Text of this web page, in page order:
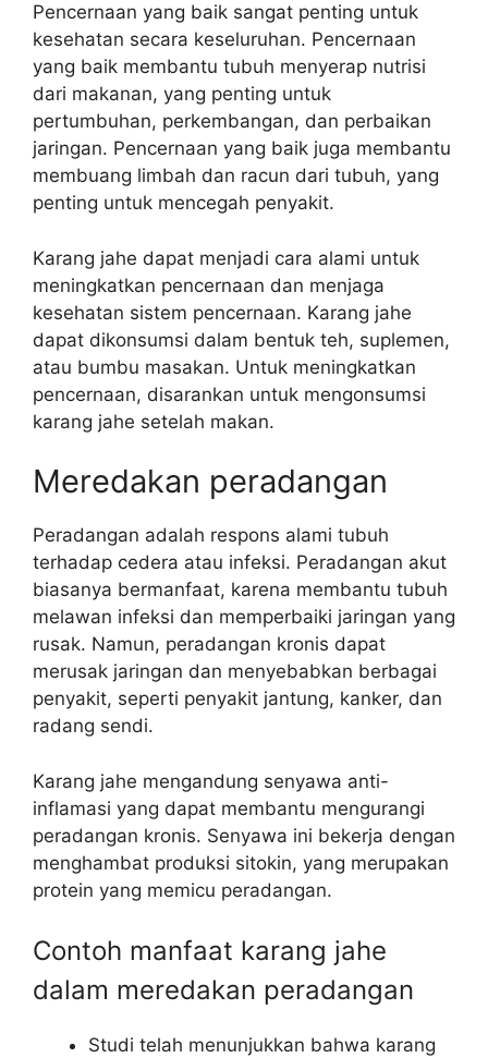
Pencernaan yang baik sangat penting untuk
kesehatan secara keseluruhan. Pencernaan
yang baik membantu tubuh menyerap nutrisi
dari makanan, yang penting untuk
pertumbuhan, perkembangan, dan perbaikan
jaringan. Pencernaan yang baik juga membantu
membuang limbah dan racun dari tubuh, yang
penting untuk mencegah penyakit.
Karang jahe dapat menjadi cara alami untuk
meningkatkan pencernaan dan menjaga
kesehatan sistem pencernaan. Karang jahe
dapat dikonsumsi dalam bentuk teh, suplemen,
atau bumbu masakan. Untuk meningkatkan
pencernaan, disarankan untuk mengonsumsi
karang jahe setelah makan.
Meredakan peradangan
Peradangan adalah respons alami tubuh
terhadap cedera atau infeksi. Peradangan akut
biasanya bermanfaat, karena membantu tubuh
melawan infeksi dan memperbaiki jaringan yang
rusak. Namun, peradangan kronis dapat
merusak jaringan dan menyebabkan berbagai
penyakit, seperti penyakit jantung, kanker, dan
radang sendi.
Karang jahe mengandung senyawa anti-
inflamasi yang dapat membantu mengurangi
peradangan kronis. Senyawa ini bekerja dengan
menghambat produksi sitokin, yang merupakan
protein yang memicu peradangan.
Contoh manfaat karang jahe
dalam meredakan peradangan
Studi telah menunjukkan bahwa karang